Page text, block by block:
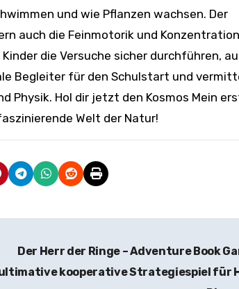
und wie Pflanzen wachsen. Der
auch die Feinmotorik und
die Versuche sicher durchführen,
Begleiter für den Schulstart und
Physik. Hol dir jetzt den Kosmos Mein
Welt der Natur!
Der Herr der Ringe – Adventure Book
kooperative Strategiespiel für